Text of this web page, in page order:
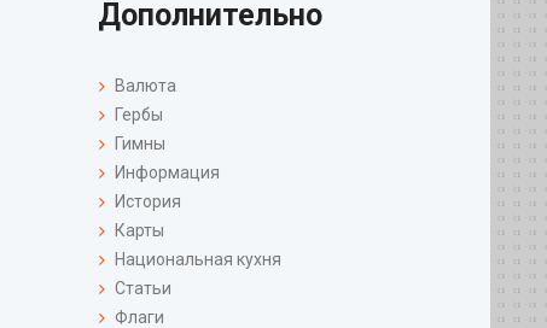
Дополнительно
Валюта
Гербы
Гимны
Информация
История
Карты
Национальная кухня
Статьи
Флаги